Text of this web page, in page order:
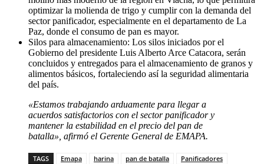
optimizar la molienda de trigo y cumplir con la demanda del
sector panificador, especialmente en el departamento de La
Paz, donde el consumo de pan es mayor.
Silos para almacenamiento: Los silos iniciados por el
Gobierno del presidente Luis Alberto Arce Catacora, serán
concluidos y entregados para el almacenamiento de granos y
alimentos básicos, fortaleciendo así la seguridad alimentaria
del país.
«Estamos trabajando arduamente para llegar a
acuerdos satisfactorios con el sector panificador y
mantener la estabilidad en el precio del pan de
batalla», afirmó el Gerente General de EMAPA.
TAGS Emapa harina pan de batalla Panificadores